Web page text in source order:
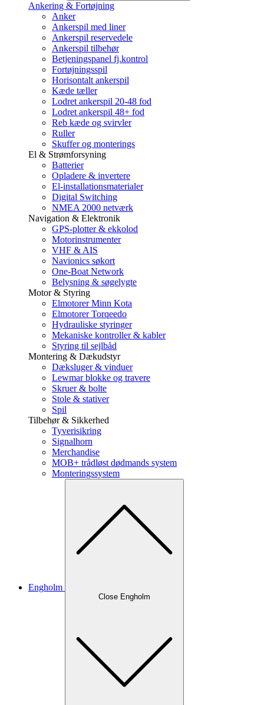
Ankering & Fortøjning
Anker
Ankerspil med liner
Ankerspil reservedele
Ankerspil tilbehør
Betjeningspanel fj.kontrol
Fortøjningsspil
Horisontalt ankerspil
Kæde tæller
Lodret ankerspil 20-48 fod
Lodret ankerspil 48+ fod
Reb kæde og svirvler
Ruller
Skuffer og monterings
El & Strømforsyning
Batterier
Opladere & invertere
El-installationsmaterialer
Digital Switching
NMEA 2000 netværk
Navigation & Elektronik
GPS-plotter & ekkolod
Motorinstrumenter
VHF & AIS
Navionics søkort
One-Boat Network
Belysning & søgelygte
Motor & Styring
Elmotorer Minn Kota
Elmotorer Torqeedo
Hydrauliske styringer
Mekaniske kontroller & kabler
Styring til sejlbåd
Montering & Dækudstyr
Dæksluger & vinduer
Lewmar blokke og travere
Skruer & bolte
Stole & stativer
Spil
Tilbehør & Sikkerhed
Tyverisikring
Signalhorn
Merchandise
MOB+ trådløst dødmands system
Monteringssystem
Engholm
Close Engholm